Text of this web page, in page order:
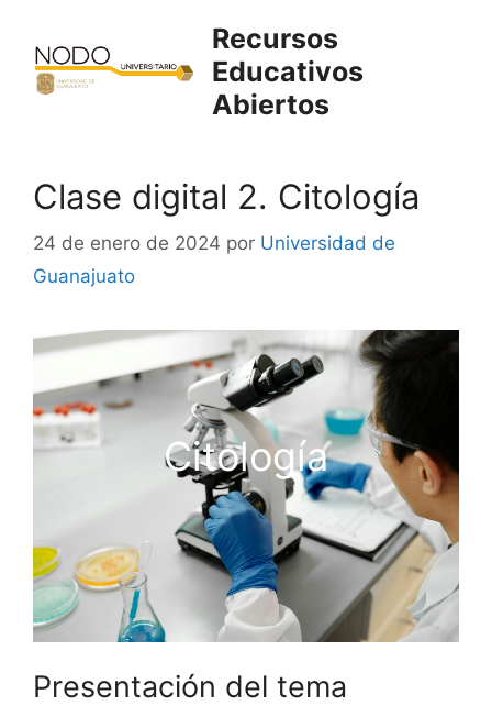
contenido
Recursos
Educativos
Abiertos
Clase digital 2. Citología
24 de enero de 2024 por Universidad de
Guanajuato
Citología
Presentación del tema